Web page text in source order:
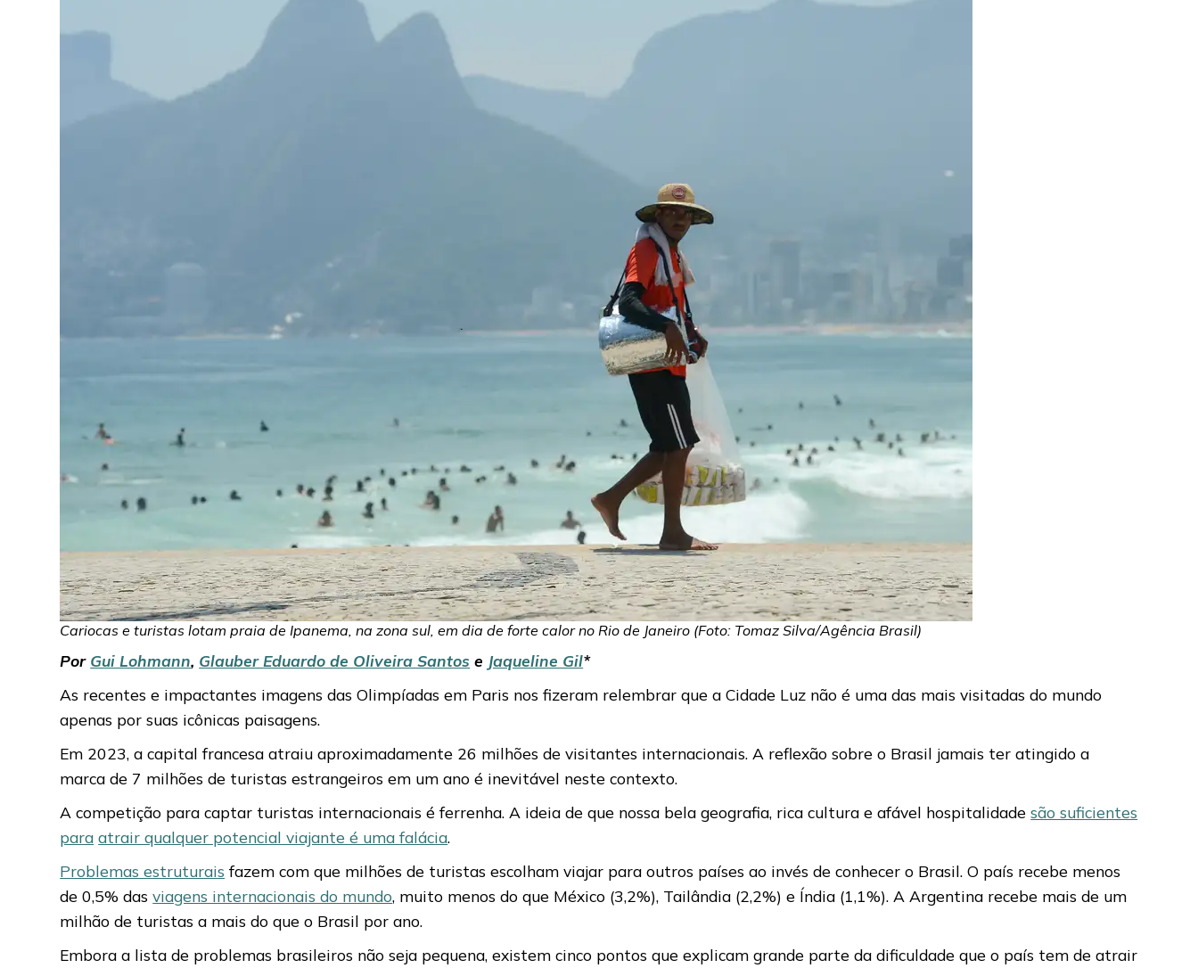
Cariocas e turistas lotam praia de Ipanema, na zona sul, em dia de forte calor no Rio de Janeiro (Foto: Tomaz Silva/Agência Brasil)
Por Gui Lohmann, Glauber Eduardo de Oliveira Santos e Jaqueline Gil*
As recentes e impactantes imagens das Olimpíadas em Paris nos fizeram relembrar que a Cidade Luz não é uma das mais visitadas do mundo
apenas por suas icônicas paisagens.
Em 2023, a capital francesa atraiu aproximadamente 26 milhões de visitantes internacionais. A reflexão sobre o Brasil jamais ter atingido a
marca de 7 milhões de turistas estrangeiros em um ano é inevitável neste contexto.
A competição para captar turistas internacionais é ferrenha. A ideia de que nossa bela geografia, rica cultura e afável hospitalidadesão suficientes
para atrair qualquer potencial viajante é uma falácia.
Problemas estruturais fazem com que milhões de turistas escolham viajar para outros países ao invés de conhecer o Brasil. O país recebe menos
de 0,5% dasviagens internacionais do mundo, muito menos do que México (3,2%), Tailândia (2,2%) e Índia (1,1%). A Argentina recebe mais de um
milhão de turistas a mais do que o Brasil por ano.
Embora a lista de problemas brasileiros não seja pequena, existem cinco pontos que explicam grande parte da dificuldade que o país tem de atrair